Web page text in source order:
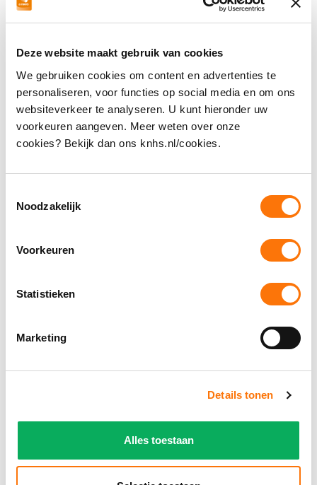
Deze website maakt gebruik van cookies
We gebruiken cookies om content en advertenties te
personaliseren, voor functies op social media en om ons
websiteverkeer te analyseren. U kunt hieronder uw
voorkeuren aangeven. Meer weten over onze
cookies? Bekijk dan ons knhs.nl/cookies.
Noodzakelijk
Voorkeuren
Statistieken
Marketing
Details tonen
Alles toestaan
e. Wanneer een deelnemer in een rubriek waarin
vraagprogramma slechts met één paard per deelnemer
mag worden gestart, daarnaast een tweede en
eventueel derde paard hors concours wenst te rijden
met toestemming van de wedstrijdorganisatie, moet
het paard waarmee aan de wedstrijd deelgenomen
wordt, altijd als eerste van de de deelnemers in die
rubriek te rijden paarden gestart worden.
concours (buiten mededinging) willen starten, dienen
Ik heb een nieuw paard, wat mag ik starten in de
Hoe vraag ik een FEI-paspoort aan?
Algemeen Wedstrijdreglement